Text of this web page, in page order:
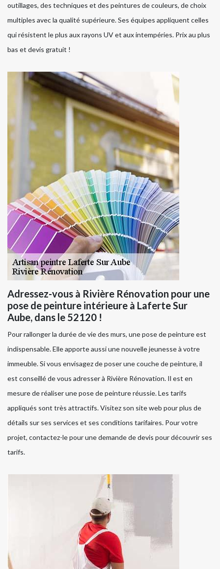
outillages, des techniques et des peintures de couleurs, de choix
multiples avec la qualité supérieure. Ses équipes appliquent celles
qui résistent le plus aux rayons UV et aux intempéries. Prix au plus
bas et devis gratuit !
Adressez-vous à Rivière Rénovation pour une
pose de peinture intérieure à Laferte Sur
Aube, dans le 52120 !
Pour rallonger la durée de vie des murs, une pose de peinture est
indispensable. Elle apporte aussi une nouvelle jeunesse à votre
immeuble. Si vous envisagez de poser une couche de peinture, il
est conseillé de vous adresser à Rivière Rénovation. Il est en
mesure de réaliser une pose de peinture réussie. Les tarifs
appliqués sont très attractifs. Visitez son site web pour plus de
détails sur ses services et ses conditions tarifaires. Pour votre
projet, contactez-le pour une demande de devis pour découvrir ses
tarifs.